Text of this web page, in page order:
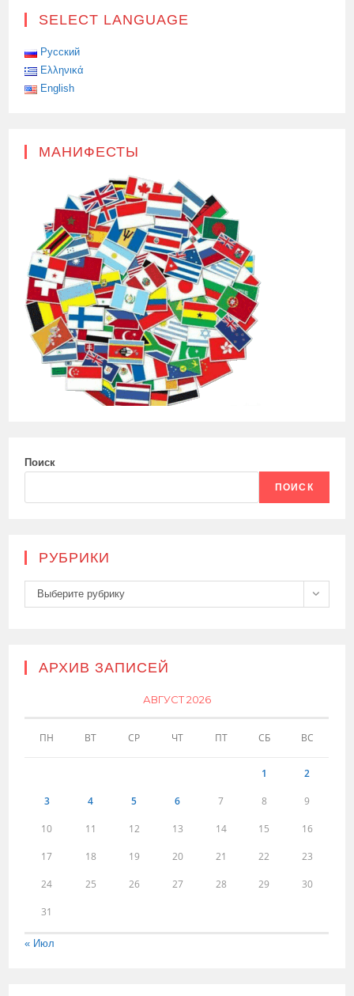
SELECT LANGUAGE
Русский
Ελληνικά
English
МАНИФЕСТЫ
Поиск
ПОИСК
РУБРИКИ
Рубрики
Выберите рубрику
АРХИВ ЗАПИСЕЙ
АВГУСТ 2026
ПН ВТ СР ЧТ ПТ СБ ВС
1 2
3 4 5 6 7 8 9
10 11 12 13 14 15 16
17 18 19 20 21 22 23
24 25 26 27 28 29 30
31
« Июл